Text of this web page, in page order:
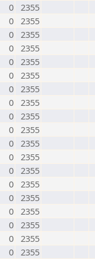
0 2355
0 2355
0 2355
0 2355
0 2355
0 2355
0 2355
0 2355
0 2355
0 2355
0 2355
0 2355
0 2355
0 2355
0 2355
0 2355
0 2355
0 2355
0 2355